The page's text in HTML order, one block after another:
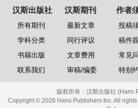
汉斯出版社
所有期刊
学科分类
书籍出版
联系我们
汉斯期刊
最新文章
同行评议
文章费用
审稿/编委
作者
投稿
稿件
常见
特别
版权所有： 汉斯出版社 (Hans
Copyright © 2026 Hans Publishers Inc. All